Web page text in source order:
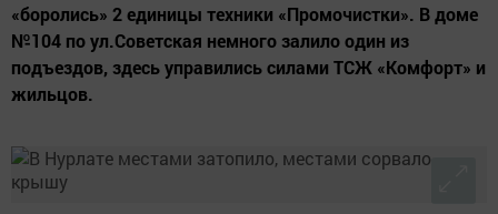
«боролись» 2 единицы техники «Промочистки». В доме
№104 по ул.Советская немного залило один из
подъездов, здесь управились силами ТСЖ «Комфорт» и
жильцов.